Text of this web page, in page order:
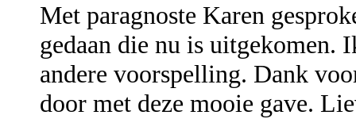
Met paragnoste Karen
gedaan die nu is uitgekomen.
andere voorspelling. Dank
door met deze mooie gave.